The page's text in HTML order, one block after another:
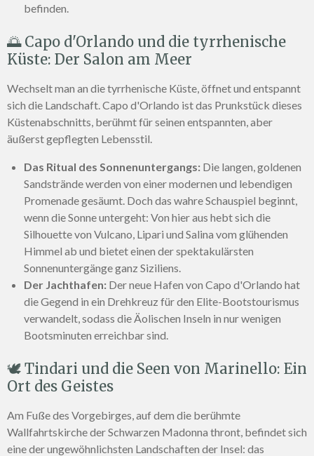
befinden.
🌅 Capo d'Orlando und die tyrrhenische
Küste: Der Salon am Meer
Wechselt man an die tyrrhenische Küste, öffnet und entspannt
sich die Landschaft. Capo d'Orlando ist das Prunkstück dieses
Küstenabschnitts, berühmt für seinen entspannten, aber
äußerst gepflegten Lebensstil.
Das Ritual des Sonnenuntergangs: Die langen, goldenen
Sandstrände werden von einer modernen und lebendigen
Promenade gesäumt. Doch das wahre Schauspiel beginnt,
wenn die Sonne untergeht: Von hier aus hebt sich die
Silhouette von Vulcano, Lipari und Salina vom glühenden
Himmel ab und bietet einen der spektakulärsten
Sonnenuntergänge ganz Siziliens.
Der Jachthafen: Der neue Hafen von Capo d'Orlando hat
die Gegend in ein Drehkreuz für den Elite-Bootstourismus
verwandelt, sodass die Äolischen Inseln in nur wenigen
Bootsminuten erreichbar sind.
🕊️ Tindari und die Seen von Marinello: Ein
Ort des Geistes
Am Fuße des Vorgebirges, auf dem die berühmte
Wallfahrtskirche der Schwarzen Madonna thront, befindet sich
eine der ungewöhnlichsten Landschaften der Insel: das